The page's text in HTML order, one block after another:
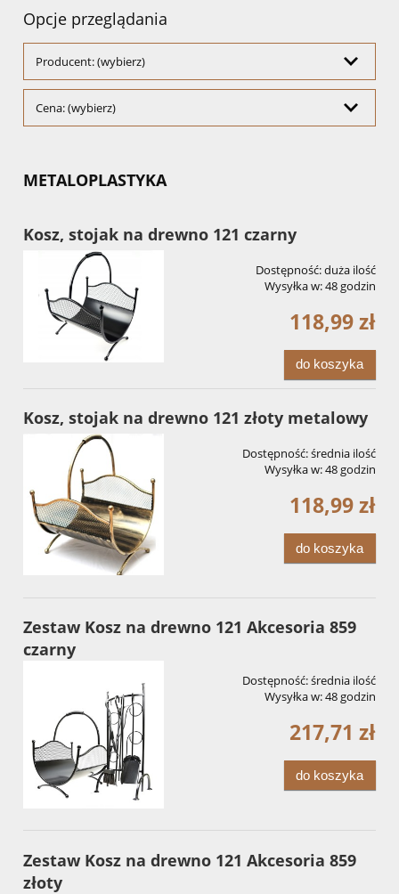
Opcje przeglądania
Producent: (wybierz)
Cena: (wybierz)
METALOPLASTYKA
Kosz, stojak na drewno 121 czarny
Dostępność:duża ilość
Wysyłka w:48 godzin
118,99 zł
do koszyka
Kosz, stojak na drewno 121 złoty metalowy
Dostępność:średnia ilość
Wysyłka w:48 godzin
118,99 zł
do koszyka
Zestaw Kosz na drewno 121 Akcesoria 859
czarny
Dostępność:średnia ilość
Wysyłka w:48 godzin
217,71 zł
do koszyka
Zestaw Kosz na drewno 121 Akcesoria 859
złoty